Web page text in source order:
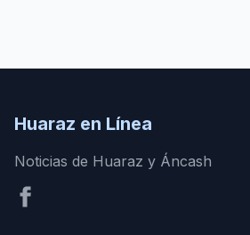
Huaraz en Línea
Noticias de Huaraz y Áncash